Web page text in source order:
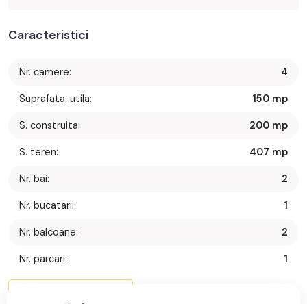
Caracteristici
Nr. camere: 4
Suprafata. utila: 150 mp
S. construita: 200 mp
S. teren: 407 mp
Nr. bai: 2
Nr. bucatarii: 1
Nr. balcoane: 2
Nr. parcari: 1